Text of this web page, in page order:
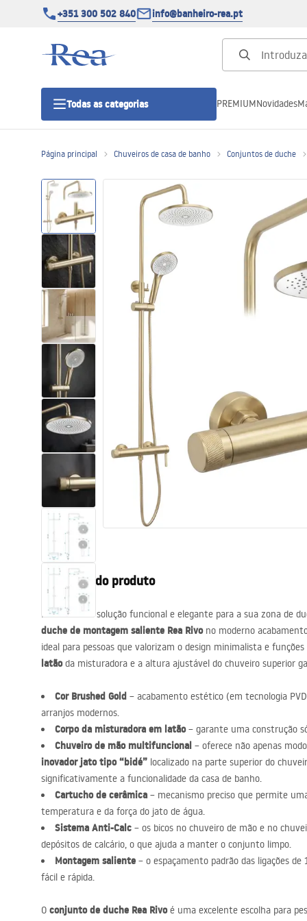
+351 300 502 840 info@banheiro-rea.pt
Todas as categorias
outras
Portas de duche
Bases de duche de casa de banho
Sumidouros de duche
Sanitas, lavatórios
de banho
Cabinas de duche de casa de
banho
Misturadores de casa de banho
Chuveiros de casa de banho
Cozinha
Acessórios de casa de banho,
acessórios de casa de banho
PREMIUMNovidades
Página principal Chuveiros de casa de banho Conjuntos de duche
Descrição do produto
Procura uma solução funcional e elegante para a sua zona de
duche de montagem saliente Rea Rivono moderno
ideal para pessoas que valorizam o design minimalista e funções
latãoda misturadora e a altura ajustável do chuveiro superior
Cor Brushed Gold – acabamento estético (em tecnologia PVD
arranjos modernos.
Corpo da misturadora em latão– garante uma construção
Chuveiro de mão multifuncional – oferece não apenas
inovador jato tipo “bidé” localizado na parte superior do
significativamente a funcionalidade da casa de banho.
Cartucho de cerâmica – mecanismo preciso que permite
temperatura e da força do jato de água.
Sistema Anti-Calc – os bicos no chuveiro de mão e no
depósitos de calcário, o que ajuda a manter o conjunto limpo.
Montagem saliente – o espaçamento padrão das ligações
fácil e rápida.
O conjunto de duche Rea Rivoé uma excelente escolha para